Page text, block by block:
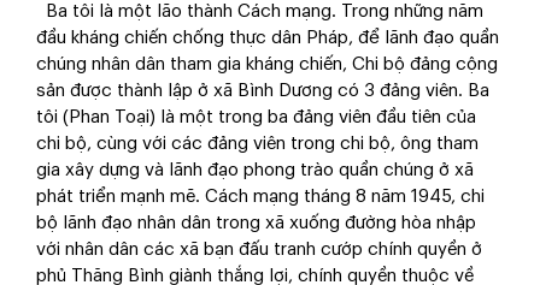
Ba tôi là một lão thành Cách mạng. Trong những năm
đầu kháng chiến chống thực dân Pháp, để lãnh đạo quần
chúng nhân dân tham gia kháng chiến, Chi bộ đảng cộng
sản được thành lập ở xã Bình Dương có 3 đảng viên. Ba
tôi (Phan Toại) là một trong ba đảng viên đầu tiên của
chi bộ, cùng với các đảng viên trong chi bộ, ông tham
gia xây dựng và lãnh đạo phong trào quần chúng ở xã
phát triển mạnh mẽ. Cách mạng tháng 8 năm 1945, chi
bộ lãnh đạo nhân dân trong xã xuống đường hòa nhập
với nhân dân các xã bạn đấu tranh cướp chính quyền ở
phủ Thăng Bình giành thắng lợi, chính quyền thuộc về